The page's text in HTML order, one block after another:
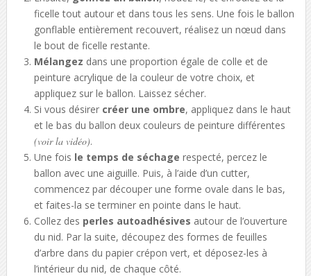
ficelle tout autour et dans tous les sens. Une fois le ballon
gonflable entièrement recouvert, réalisez un nœud dans
le bout de ficelle restante.
Mélangez dans une proportion égale de colle et de
peinture acrylique de la couleur de votre choix, et
appliquez sur le ballon. Laissez sécher.
Si vous désirer créer une ombre, appliquez dans le haut
et le bas du ballon deux couleurs de peinture différentes
(voir la vidéo).
Une fois le temps de séchage respecté, percez le
ballon avec une aiguille. Puis, à l’aide d’un cutter,
commencez par découper une forme ovale dans le bas,
et faites-la se terminer en pointe dans le haut.
Collez des perles autoadhésives autour de l’ouverture
du nid. Par la suite, découpez des formes de feuilles
d’arbre dans du papier crépon vert, et déposez-les à
l’intérieur du nid, de chaque côté.